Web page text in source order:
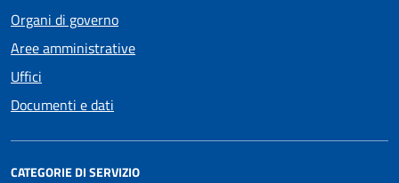
Organi di governo
Aree amministrative
Uffici
Documenti e dati
CATEGORIE DI SERVIZIO